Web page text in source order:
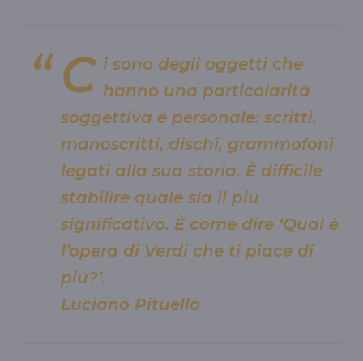
C i sono degli oggetti che
hanno una particolarità
soggettiva e personale: scritti,
manoscritti, dischi, grammofoni
legati alla sua storia. È difficile
stabilire quale sia il più
significativo. È come dire ‘Qual è
l’opera di Verdi che ti piace di
più?’.
Luciano Pituello